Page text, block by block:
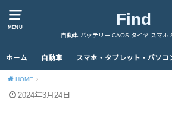
MENU Find
自動車 バッテリー CAOS タイヤ スマホ
ホーム 自動車 スマホ・タブレット・パソコ
HOME
2024年3月24日